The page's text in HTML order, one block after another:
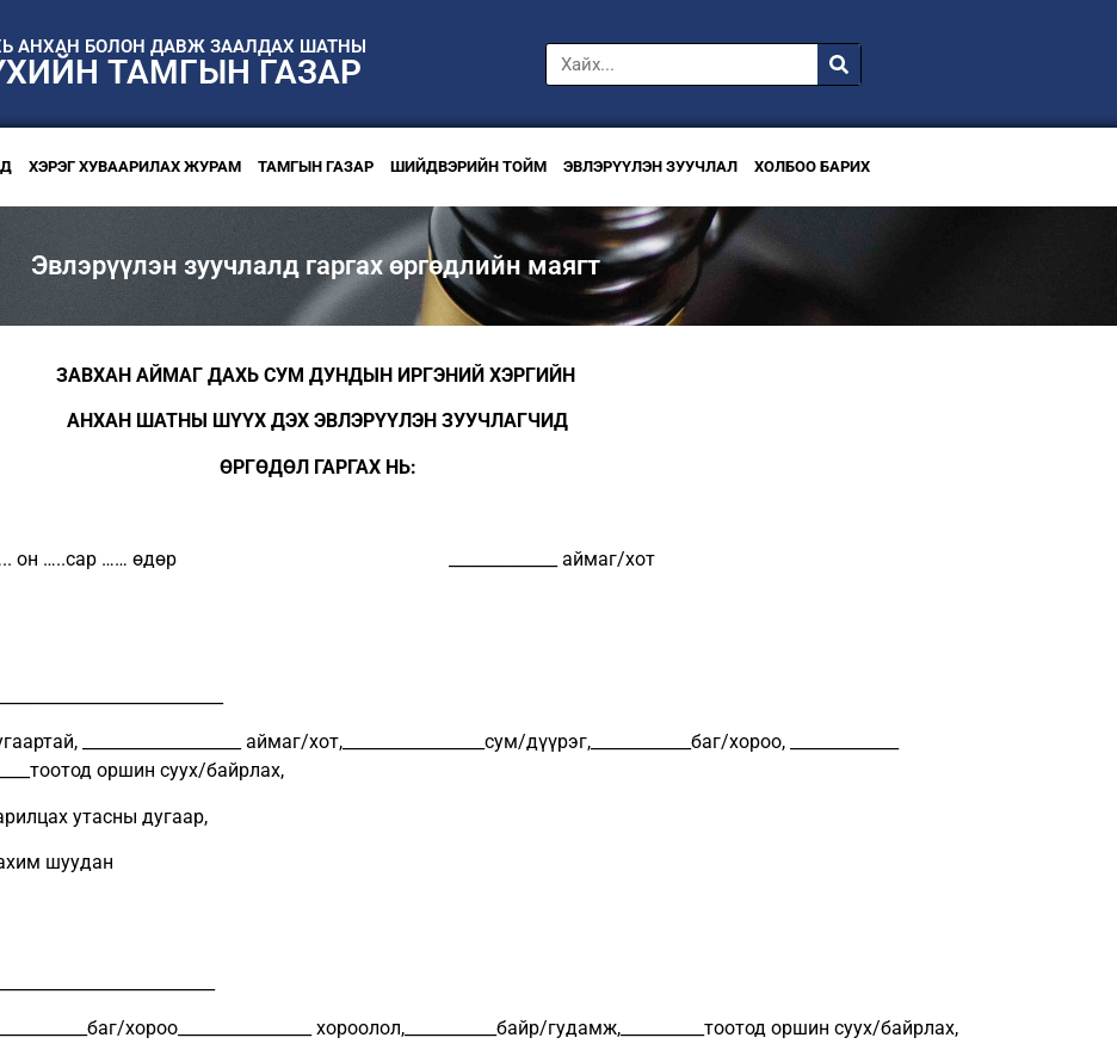
АНХАН БОЛОН ДАВЖ ЗААЛДАХ ШАТНЫ
ТАМГЫН ГАЗАР
ХЭРЭГ ХУВААРИЛАХ ЖУРАМ ТАМГЫН ГАЗАР ШИЙДВЭРИЙН ТОЙМ ЭВЛЭРҮҮЛЭН ЗУУЧЛАЛ ХОЛБОО БАРИХ
Эвлэрүүлэн зуучлалд гаргах өргөдлийн маягт
ЗАВХАН АЙМАГ ДАХЬ СУМ ДУНДЫН ИРГЭНИЙ ХЭРГИЙН
АНХАН ШАТНЫ ШҮҮХ ДЭХ ЭВЛЭРҮҮЛЭН ЗУУЧЛАГЧИД
ӨРГӨДӨЛ ГАРГАХ НЬ:
он …..сар …… өдөр _____________ аймаг/хот
___________________ аймаг/хот,_________________сум/дүүрэг,____________баг/хороо, _____________
оршин суух/байрлах,
утасны дугаар,
шуудан
хороо________________ хороолол,___________байр/гудамж,__________тоотод оршин суух/байрлах,